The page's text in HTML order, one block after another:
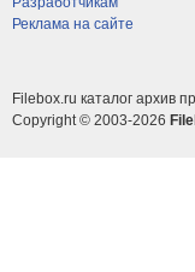
Реклама на сайте
Filebox.ru каталог архив
Copyright © 2003-2026